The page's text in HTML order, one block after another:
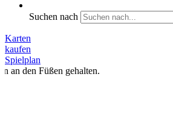
Suchen nach
Karten
kaufen
Spielplan